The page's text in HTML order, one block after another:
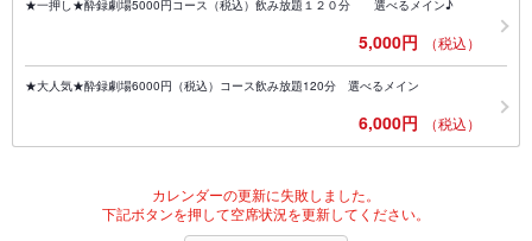
★一押し★酔録劇場5000円コース（税込）飲み放題１２０分 選べるメイン♪
5,000円 （税込）
★大人気★酔録劇場6000円（税込）コース飲み放題120分 選べるメイン
6,000円 （税込）
カレンダーの更新に失敗しました。
下記ボタンを押して空席状況を更新してください。